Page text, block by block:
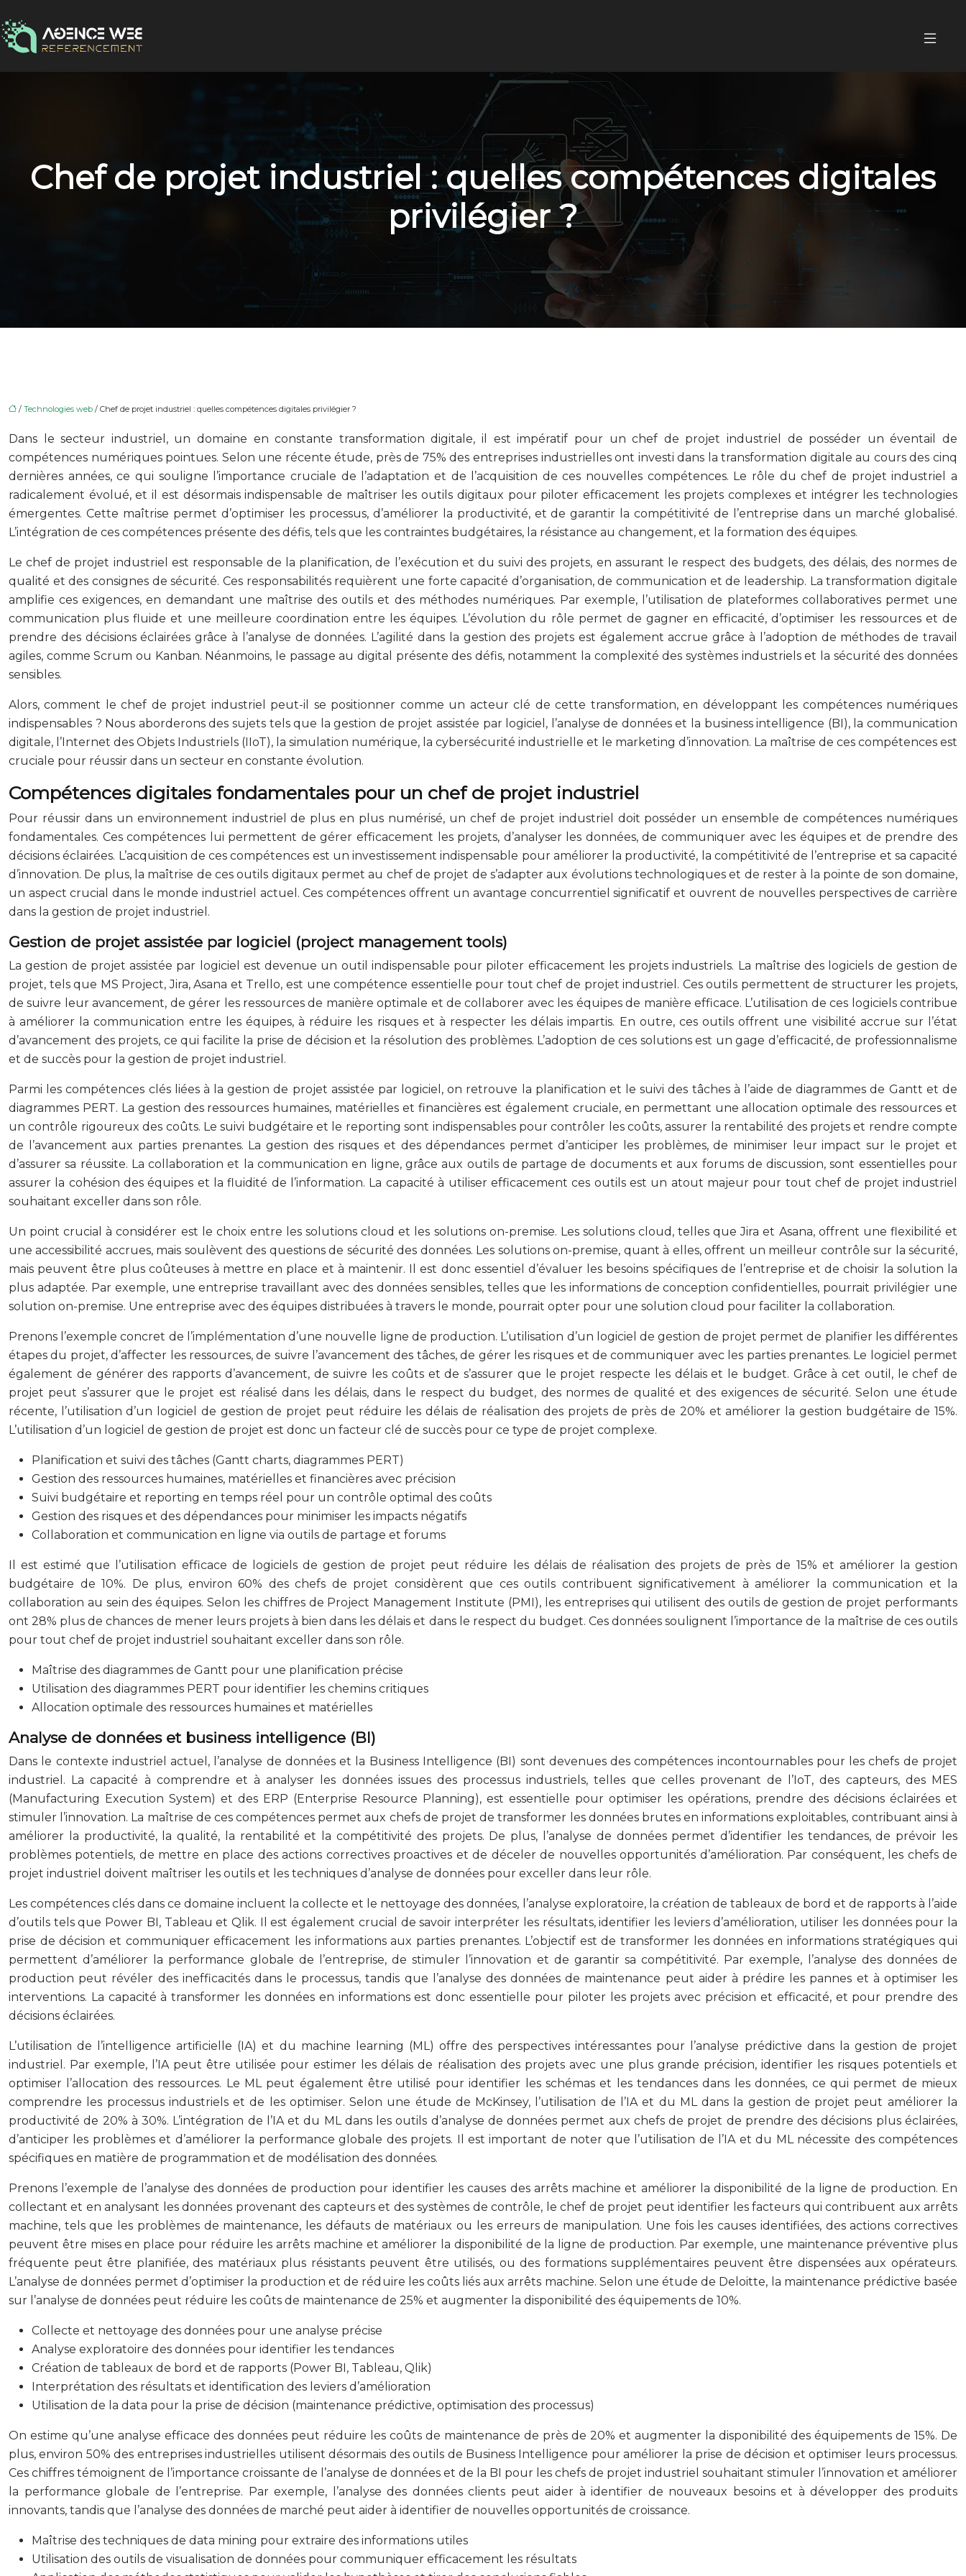
Chef de projet industriel : quelles compétences digitales
privilégier ?
/ Technologies web / Chef de projet industriel : quelles compétences digitales privilégier ?
Dans le secteur industriel, un domaine en constante transformation digitale, il est impératif pour un chef de projet industriel de posséder un éventail de
compétences numériques pointues. Selon une récente étude, près de 75% des entreprises industrielles ont investi dans la transformation digitale au cours des cinq
dernières années, ce qui souligne l’importance cruciale de l’adaptation et de l’acquisition de ces nouvelles compétences. Le rôle du chef de projet industriel a
radicalement évolué, et il est désormais indispensable de maîtriser les outils digitaux pour piloter efficacement les projets complexes et intégrer les technologies
émergentes. Cette maîtrise permet d’optimiser les processus, d’améliorer la productivité, et de garantir la compétitivité de l’entreprise dans un marché globalisé.
L’intégration de ces compétences présente des défis, tels que les contraintes budgétaires, la résistance au changement, et la formation des équipes.
Le chef de projet industriel est responsable de la planification, de l’exécution et du suivi des projets, en assurant le respect des budgets, des délais, des normes de
qualité et des consignes de sécurité. Ces responsabilités requièrent une forte capacité d’organisation, de communication et de leadership. La transformation digitale
amplifie ces exigences, en demandant une maîtrise des outils et des méthodes numériques. Par exemple, l’utilisation de plateformes collaboratives permet une
communication plus fluide et une meilleure coordination entre les équipes. L’évolution du rôle permet de gagner en efficacité, d’optimiser les ressources et de
prendre des décisions éclairées grâce à l’analyse de données. L’agilité dans la gestion des projets est également accrue grâce à l’adoption de méthodes de travail
agiles, comme Scrum ou Kanban. Néanmoins, le passage au digital présente des défis, notamment la complexité des systèmes industriels et la sécurité des données
sensibles.
Alors, comment le chef de projet industriel peut-il se positionner comme un acteur clé de cette transformation, en développant les compétences numériques
indispensables ? Nous aborderons des sujets tels que la gestion de projet assistée par logiciel, l’analyse de données et la business intelligence (BI), la communication
digitale, l’Internet des Objets Industriels (IIoT), la simulation numérique, la cybersécurité industrielle et le marketing d’innovation. La maîtrise de ces compétences est
cruciale pour réussir dans un secteur en constante évolution.
Compétences digitales fondamentales pour un chef de projet industriel
Pour réussir dans un environnement industriel de plus en plus numérisé, un chef de projet industriel doit posséder un ensemble de compétences numériques
fondamentales. Ces compétences lui permettent de gérer efficacement les projets, d’analyser les données, de communiquer avec les équipes et de prendre des
décisions éclairées. L’acquisition de ces compétences est un investissement indispensable pour améliorer la productivité, la compétitivité de l’entreprise et sa capacité
d’innovation. De plus, la maîtrise de ces outils digitaux permet au chef de projet de s’adapter aux évolutions technologiques et de rester à la pointe de son domaine,
un aspect crucial dans le monde industriel actuel. Ces compétences offrent un avantage concurrentiel significatif et ouvrent de nouvelles perspectives de carrière
dans la gestion de projet industriel.
Gestion de projet assistée par logiciel (project management tools)
La gestion de projet assistée par logiciel est devenue un outil indispensable pour piloter efficacement les projets industriels. La maîtrise des logiciels de gestion de
projet, tels que MS Project, Jira, Asana et Trello, est une compétence essentielle pour tout chef de projet industriel. Ces outils permettent de structurer les projets,
de suivre leur avancement, de gérer les ressources de manière optimale et de collaborer avec les équipes de manière efficace. L’utilisation de ces logiciels contribue
à améliorer la communication entre les équipes, à réduire les risques et à respecter les délais impartis. En outre, ces outils offrent une visibilité accrue sur l’état
d’avancement des projets, ce qui facilite la prise de décision et la résolution des problèmes. L’adoption de ces solutions est un gage d’efficacité, de professionnalisme
et de succès pour la gestion de projet industriel.
Parmi les compétences clés liées à la gestion de projet assistée par logiciel, on retrouve la planification et le suivi des tâches à l’aide de diagrammes de Gantt et de
diagrammes PERT. La gestion des ressources humaines, matérielles et financières est également cruciale, en permettant une allocation optimale des ressources et
un contrôle rigoureux des coûts. Le suivi budgétaire et le reporting sont indispensables pour contrôler les coûts, assurer la rentabilité des projets et rendre compte
de l’avancement aux parties prenantes. La gestion des risques et des dépendances permet d’anticiper les problèmes, de minimiser leur impact sur le projet et
d’assurer sa réussite. La collaboration et la communication en ligne, grâce aux outils de partage de documents et aux forums de discussion, sont essentielles pour
assurer la cohésion des équipes et la fluidité de l’information. La capacité à utiliser efficacement ces outils est un atout majeur pour tout chef de projet industriel
souhaitant exceller dans son rôle.
Un point crucial à considérer est le choix entre les solutions cloud et les solutions on-premise. Les solutions cloud, telles que Jira et Asana, offrent une flexibilité et
une accessibilité accrues, mais soulèvent des questions de sécurité des données. Les solutions on-premise, quant à elles, offrent un meilleur contrôle sur la sécurité,
mais peuvent être plus coûteuses à mettre en place et à maintenir. Il est donc essentiel d’évaluer les besoins spécifiques de l’entreprise et de choisir la solution la
plus adaptée. Par exemple, une entreprise travaillant avec des données sensibles, telles que les informations de conception confidentielles, pourrait privilégier une
solution on-premise. Une entreprise avec des équipes distribuées à travers le monde, pourrait opter pour une solution cloud pour faciliter la collaboration.
Prenons l’exemple concret de l’implémentation d’une nouvelle ligne de production. L’utilisation d’un logiciel de gestion de projet permet de planifier les différentes
étapes du projet, d’affecter les ressources, de suivre l’avancement des tâches, de gérer les risques et de communiquer avec les parties prenantes. Le logiciel permet
également de générer des rapports d’avancement, de suivre les coûts et de s’assurer que le projet respecte les délais et le budget. Grâce à cet outil, le chef de
projet peut s’assurer que le projet est réalisé dans les délais, dans le respect du budget, des normes de qualité et des exigences de sécurité. Selon une étude
récente, l’utilisation d’un logiciel de gestion de projet peut réduire les délais de réalisation des projets de près de 20% et améliorer la gestion budgétaire de 15%.
L’utilisation d’un logiciel de gestion de projet est donc un facteur clé de succès pour ce type de projet complexe.
Planification et suivi des tâches (Gantt charts, diagrammes PERT)
Gestion des ressources humaines, matérielles et financières avec précision
Suivi budgétaire et reporting en temps réel pour un contrôle optimal des coûts
Gestion des risques et des dépendances pour minimiser les impacts négatifs
Collaboration et communication en ligne via outils de partage et forums
Il est estimé que l’utilisation efficace de logiciels de gestion de projet peut réduire les délais de réalisation des projets de près de 15% et améliorer la gestion
budgétaire de 10%. De plus, environ 60% des chefs de projet considèrent que ces outils contribuent significativement à améliorer la communication et la
collaboration au sein des équipes. Selon les chiffres de Project Management Institute (PMI), les entreprises qui utilisent des outils de gestion de projet performants
ont 28% plus de chances de mener leurs projets à bien dans les délais et dans le respect du budget. Ces données soulignent l’importance de la maîtrise de ces outils
pour tout chef de projet industriel souhaitant exceller dans son rôle.
Maîtrise des diagrammes de Gantt pour une planification précise
Utilisation des diagrammes PERT pour identifier les chemins critiques
Allocation optimale des ressources humaines et matérielles
Analyse de données et business intelligence (BI)
Dans le contexte industriel actuel, l’analyse de données et la Business Intelligence (BI) sont devenues des compétences incontournables pour les chefs de projet
industriel. La capacité à comprendre et à analyser les données issues des processus industriels, telles que celles provenant de l’IoT, des capteurs, des MES
(Manufacturing Execution System) et des ERP (Enterprise Resource Planning), est essentielle pour optimiser les opérations, prendre des décisions éclairées et
stimuler l’innovation. La maîtrise de ces compétences permet aux chefs de projet de transformer les données brutes en informations exploitables, contribuant ainsi à
améliorer la productivité, la qualité, la rentabilité et la compétitivité des projets. De plus, l’analyse de données permet d’identifier les tendances, de prévoir les
problèmes potentiels, de mettre en place des actions correctives proactives et de déceler de nouvelles opportunités d’amélioration. Par conséquent, les chefs de
projet industriel doivent maîtriser les outils et les techniques d’analyse de données pour exceller dans leur rôle.
Les compétences clés dans ce domaine incluent la collecte et le nettoyage des données, l’analyse exploratoire, la création de tableaux de bord et de rapports à l’aide
d’outils tels que Power BI, Tableau et Qlik. Il est également crucial de savoir interpréter les résultats, identifier les leviers d’amélioration, utiliser les données pour la
prise de décision et communiquer efficacement les informations aux parties prenantes. L’objectif est de transformer les données en informations stratégiques qui
permettent d’améliorer la performance globale de l’entreprise, de stimuler l’innovation et de garantir sa compétitivité. Par exemple, l’analyse des données de
production peut révéler des inefficacités dans le processus, tandis que l’analyse des données de maintenance peut aider à prédire les pannes et à optimiser les
interventions. La capacité à transformer les données en informations est donc essentielle pour piloter les projets avec précision et efficacité, et pour prendre des
décisions éclairées.
L’utilisation de l’intelligence artificielle (IA) et du machine learning (ML) offre des perspectives intéressantes pour l’analyse prédictive dans la gestion de projet
industriel. Par exemple, l’IA peut être utilisée pour estimer les délais de réalisation des projets avec une plus grande précision, identifier les risques potentiels et
optimiser l’allocation des ressources. Le ML peut également être utilisé pour identifier les schémas et les tendances dans les données, ce qui permet de mieux
comprendre les processus industriels et de les optimiser. Selon une étude de McKinsey, l’utilisation de l’IA et du ML dans la gestion de projet peut améliorer la
productivité de 20% à 30%. L’intégration de l’IA et du ML dans les outils d’analyse de données permet aux chefs de projet de prendre des décisions plus éclairées,
d’anticiper les problèmes et d’améliorer la performance globale des projets. Il est important de noter que l’utilisation de l’IA et du ML nécessite des compétences
spécifiques en matière de programmation et de modélisation des données.
Prenons l’exemple de l’analyse des données de production pour identifier les causes des arrêts machine et améliorer la disponibilité de la ligne de production. En
collectant et en analysant les données provenant des capteurs et des systèmes de contrôle, le chef de projet peut identifier les facteurs qui contribuent aux arrêts
machine, tels que les problèmes de maintenance, les défauts de matériaux ou les erreurs de manipulation. Une fois les causes identifiées, des actions correctives
peuvent être mises en place pour réduire les arrêts machine et améliorer la disponibilité de la ligne de production. Par exemple, une maintenance préventive plus
fréquente peut être planifiée, des matériaux plus résistants peuvent être utilisés, ou des formations supplémentaires peuvent être dispensées aux opérateurs.
L’analyse de données permet d’optimiser la production et de réduire les coûts liés aux arrêts machine. Selon une étude de Deloitte, la maintenance prédictive basée
sur l’analyse de données peut réduire les coûts de maintenance de 25% et augmenter la disponibilité des équipements de 10%.
Collecte et nettoyage des données pour une analyse précise
Analyse exploratoire des données pour identifier les tendances
Création de tableaux de bord et de rapports (Power BI, Tableau, Qlik)
Interprétation des résultats et identification des leviers d’amélioration
Utilisation de la data pour la prise de décision (maintenance prédictive, optimisation des processus)
On estime qu’une analyse efficace des données peut réduire les coûts de maintenance de près de 20% et augmenter la disponibilité des équipements de 15%. De
plus, environ 50% des entreprises industrielles utilisent désormais des outils de Business Intelligence pour améliorer la prise de décision et optimiser leurs processus.
Ces chiffres témoignent de l’importance croissante de l’analyse de données et de la BI pour les chefs de projet industriel souhaitant stimuler l’innovation et améliorer
la performance globale de l’entreprise. Par exemple, l’analyse des données clients peut aider à identifier de nouveaux besoins et à développer des produits
innovants, tandis que l’analyse des données de marché peut aider à identifier de nouvelles opportunités de croissance.
Maîtrise des techniques de data mining pour extraire des informations utiles
Utilisation des outils de visualisation de données pour communiquer efficacement les résultats